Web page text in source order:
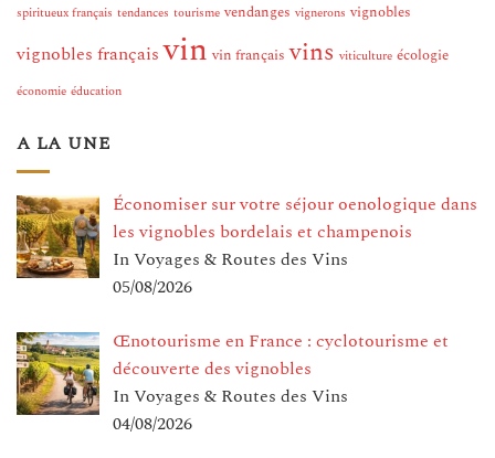
spiritueux français tendances tourisme vendanges vignerons vignobles
vignobles français vin vin français vins viticulture écologie
économie éducation
A LA UNE
Économiser sur votre séjour oenologique dans
les vignobles bordelais et champenois
In Voyages & Routes des Vins
05/08/2026
Œnotourisme en France : cyclotourisme et
découverte des vignobles
In Voyages & Routes des Vins
04/08/2026